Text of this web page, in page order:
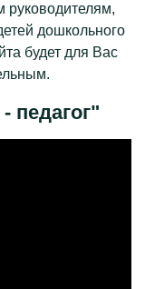
руководителям,
дошкольного
будет для Вас
педагог"